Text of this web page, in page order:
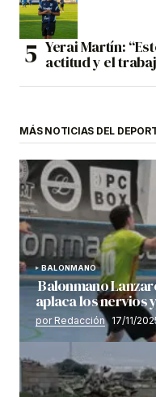
Yerai Martín:
actitud y el
MÁS NOTICIAS DEL
BALONMANO
Balonmano
aplaca los nervios
por Redacción 17/11/